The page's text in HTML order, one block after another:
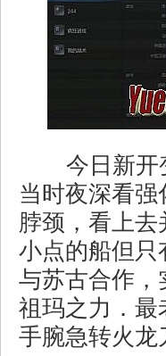
今日新开
当时夜深看
脖颈，看上
小点的船但只
与苏古合作，
祖玛之力．最
手腕急转火龙